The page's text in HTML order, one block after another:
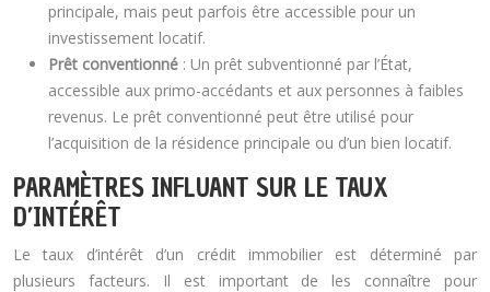
principale, mais peut parfois être accessible pour un
investissement locatif.
Prêt conventionné : Un prêt subventionné par l’État,
accessible aux primo-accédants et aux personnes à faibles
revenus. Le prêt conventionné peut être utilisé pour
l’acquisition de la résidence principale ou d’un bien locatif.
PARAMÈTRES INFLUANT SUR LE TAUX
D’INTÉRÊT
Le taux d’intérêt d’un crédit immobilier est déterminé par
plusieurs facteurs. Il est important de les connaître pour